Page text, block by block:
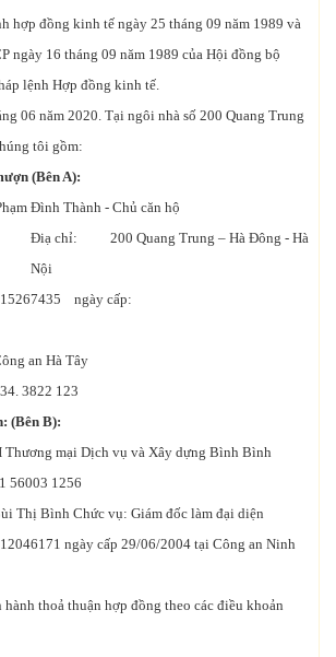
hợp đồng kinh tế ngày 25 tháng 09 năm 1989 và
ngày 16 tháng 09 năm 1989 của Hội đồng bộ
lệnh Hợp đồng kinh tế.
06 năm 2020. Tại ngôi nhà số 200 Quang Trung
tôi gồm:
(Bên A):
Thành - Chủ căn hộ
Điạ chỉ: 200 Quang Trung – Hà Đông - Hà
Nội
ngày cấp:
Hà Tây
3822 123
(Bên B):
mại Dịch vụ và Xây dựng Bình Bình
1256
Chức vụ: Giám đốc làm đại diện
ngày cấp 29/06/2004 tại Công an Ninh
thoả thuận hợp đồng theo các điều khoản